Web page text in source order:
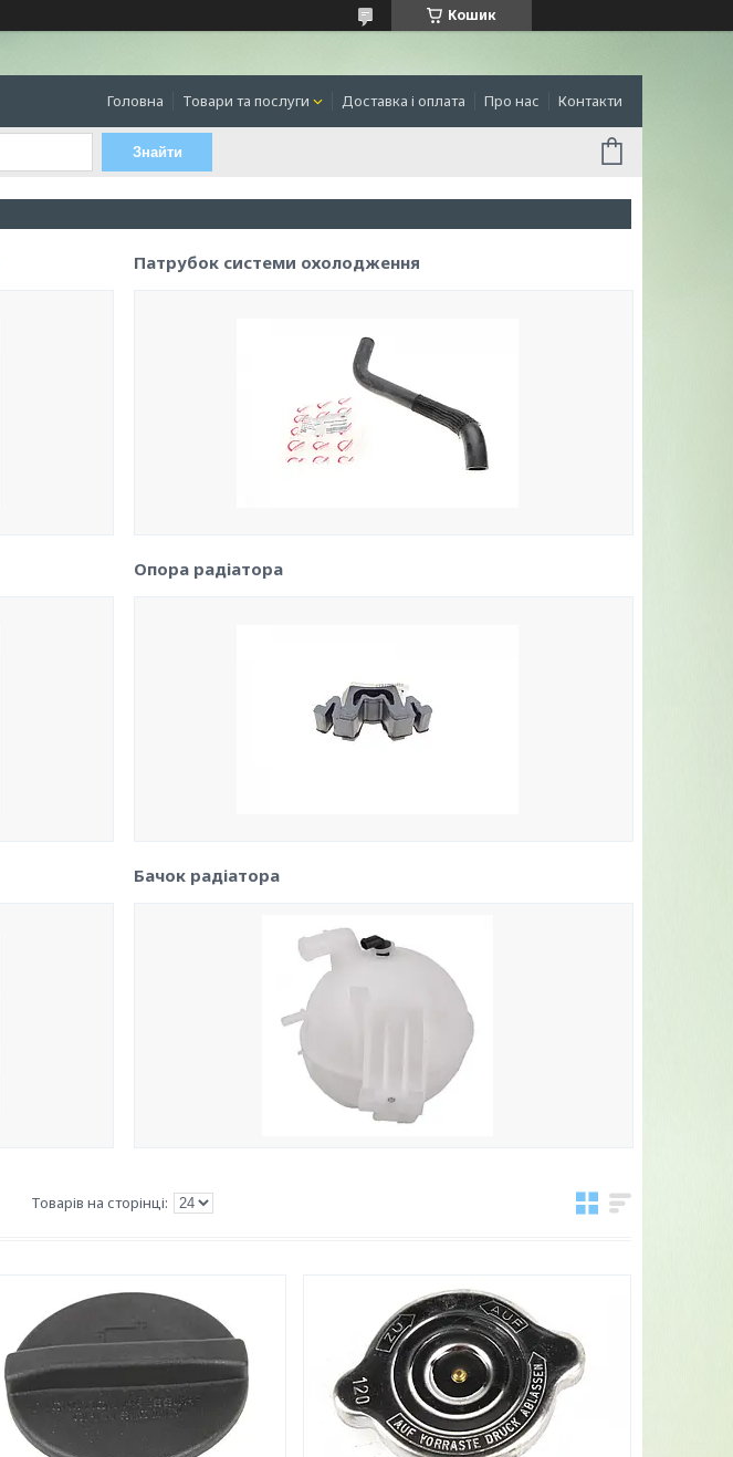
Кошик
Головна Товари та послуги Доставка і оплата Про нас Контакти
Знайти
Патрубок системи охолодження
Опора радіатора
Бачок радіатора